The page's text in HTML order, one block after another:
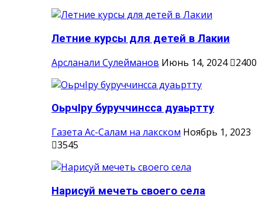
Летние курсы для детей в Лакии
Арсланали Сулейманов Июнь 14, 2024 2400
ОьрчIру буруччинсса дуаьртту
Газета Ас-Салам на лакском Ноябрь 1, 2023
3545
Нарисуй мечеть своего села